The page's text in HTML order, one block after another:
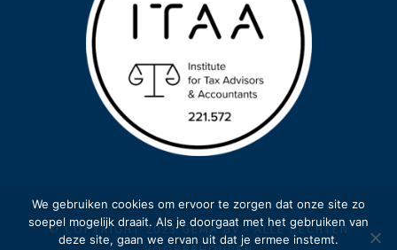
© COPYRIGHT 2023 GEMA BV - ALLE RECHTEN
We gebruiken cookies om ervoor te zorgen dat onze site zo
soepel mogelijk draait. Als je doorgaat met het gebruiken van
deze site, gaan we ervan uit dat je ermee instemt.